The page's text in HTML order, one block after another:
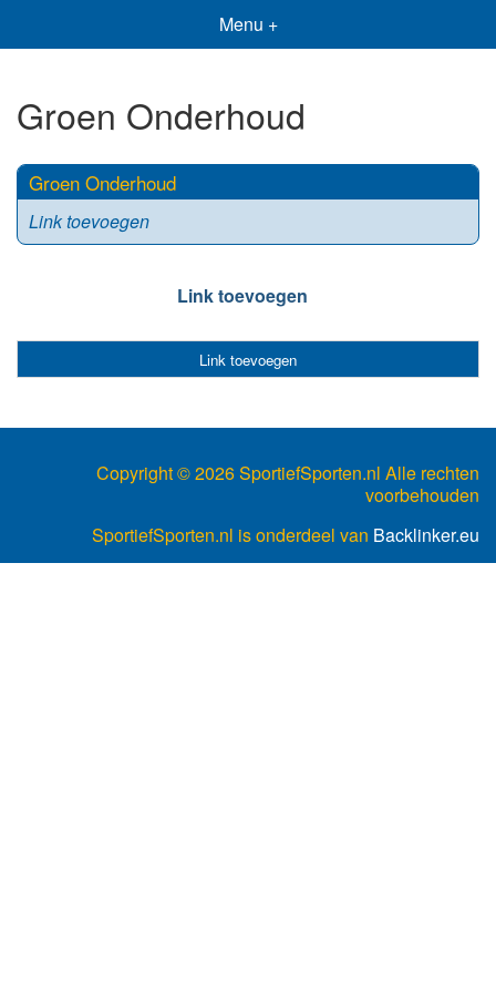
Menu +
Groen Onderhoud
Groen Onderhoud
Link toevoegen
Link toevoegen
Link toevoegen
Copyright ©2026 SportiefSporten.nl Alle rechten
voorbehouden
SportiefSporten.nl is onderdeel van Backlinker.eu